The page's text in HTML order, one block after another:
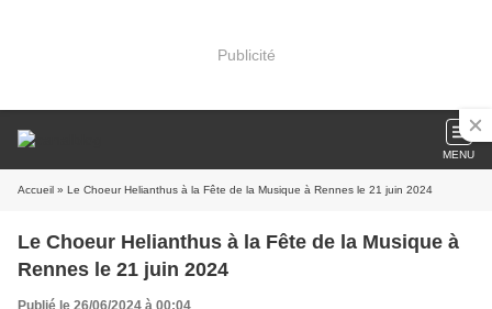
Publicité
MENU
Accueil » Le Choeur Helianthus à la Fête de la Musique à Rennes le 21 juin 2024
Le Choeur Helianthus à la Fête de la Musique à
Rennes le 21 juin 2024
Publié le 26/06/2024 à 00:04